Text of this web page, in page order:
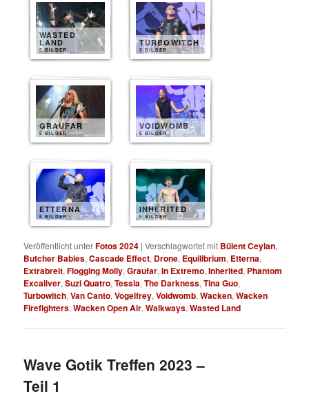
WASTED
LAND
5 BILDER
TURBOWITCH
5 BILDER
GRAUFAR
5 BILDER
VOIDWOMB
5 BILDER
ETTERNA
5 BILDER
INHERITED
5 BILDER
Veröffentlicht unterFotos 2024 |Verschlagwortet mit Bülent Ceylan,
Butcher Babies,Cascade Effect, Drone, Equilibrium, Etterna,
Extrabreit,Flogging Molly,Graufar,In Extremo,Inherited, Phantom
Excaliver,Suzi Quatro,Tessia,The Darkness,Tina Guo,
Turbowitch,Van Canto,Vogelfrey,Voidwomb,Wacken,Wacken
Firefighters,Wacken Open Air,Walkways,Wasted Land
Wave Gotik Treffen 2023 –
Teil 1